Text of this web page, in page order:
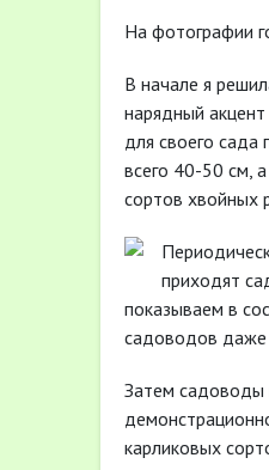
На фотографии
В начале я
нарядный
для своего
всего 40-50 см,
сортов хвойных
приходят
показываем в
садоводов даже
Затем садоводы
карликовых